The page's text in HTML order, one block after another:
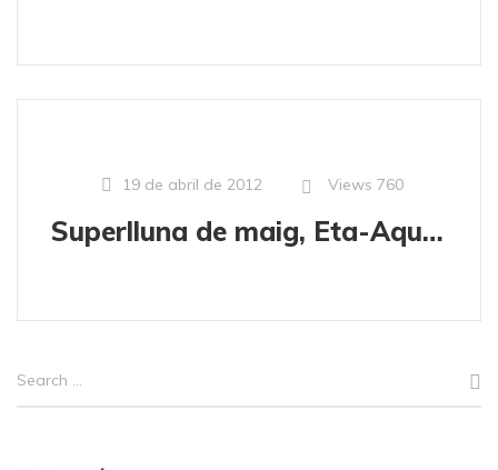
19 de abril de 2012 Views 760
Superlluna de maig, Eta-Aquàrides i eclipse anular